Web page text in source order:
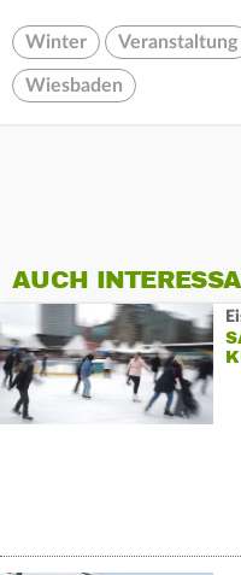
Winter Veranstaltung
Wiesbaden
AUCH